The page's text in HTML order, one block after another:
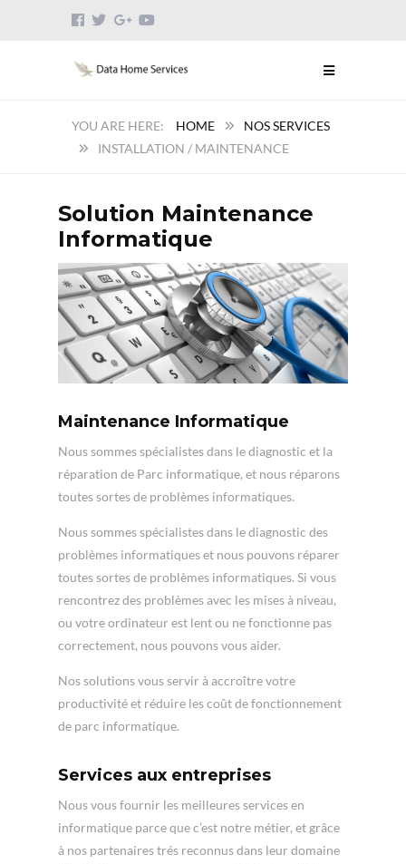
HOME
NOS SERVICES
INSTALLATION / MAINTENANCE
Solution Maintenance
Informatique
Maintenance Informatique
Nous sommes spécialistes dans le diagnostic et la
réparation de Parc informatique, et nous réparons
toutes sortes de problèmes informatiques.
Nous sommes spécialistes dans le diagnostic des
problèmes informatiques et nous pouvons réparer
toutes sortes de problèmes informatiques. Si vous
rencontrez des problèmes avec les mises à niveau,
ou votre ordinateur est lent ou ne fonctionne pas
correctement, nous pouvons vous aider.
Nos solutions vous servir à accroître votre
productivité et réduire les coût de fonctionnement
de parc informatique.
Services aux entreprises
Nous vous fournir les meilleures services en
informatique parce que c’est notre métier, et grâce
à nos partenaires trés reconnus dans leur domaine